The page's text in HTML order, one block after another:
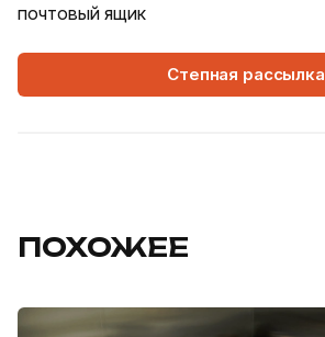
почтовый ящик
Степная рассылка
ПОХОЖЕЕ